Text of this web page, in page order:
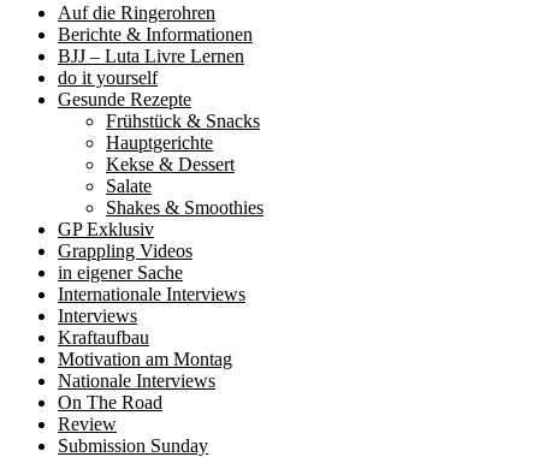
Auf die Ringerohren
Berichte & Informationen
BJJ – Luta Livre Lernen
do it yourself
Gesunde Rezepte
Frühstück & Snacks
Hauptgerichte
Kekse & Dessert
Salate
Shakes & Smoothies
GP Exklusiv
Grappling Videos
in eigener Sache
Internationale Interviews
Interviews
Kraftaufbau
Motivation am Montag
Nationale Interviews
On The Road
Review
Submission Sunday